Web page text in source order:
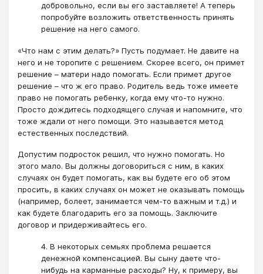
добровольно, если вы его заставляете! А теперь
попробуйте возложить ответственность принять
решение на него самого.
«Что нам с этим делать?» Пусть подумает. Не давите на
него и не торопите с решением. Скорее всего, он примет
решение – матери надо помогать. Если примет другое
решение – что ж его право. Родитель ведь тоже имеете
право не помогать ребенку, когда ему что-то нужно.
Просто дождитесь подходящего случая и напомните, что
тоже ждали от него помощи. Это называется метод
естественных последствий.
Допустим подросток решил, что нужно помогать. Но
этого мало. Вы должны договориться с ним, в каких
случаях он будет помогать, как вы будете его об этом
просить, в каких случаях он может не оказывать помощь
(например, болеет, занимается чем-то важным и т.д.) и
как будете благодарить его за помощь. Заключите
договор и придерживайтесь его.
4. В некоторых семьях проблема решается
денежной компенсацией. Вы сыну даете что-
нибудь на карманные расходы? Ну, к примеру, вы